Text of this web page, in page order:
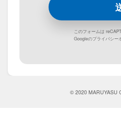
このフォームは
Googleのプライバシー
© 2020 MARUYASU